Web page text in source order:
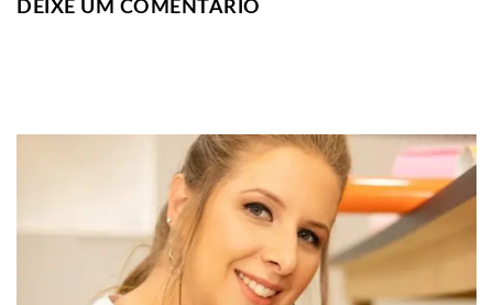
DEIXE UM COMENTÁRIO